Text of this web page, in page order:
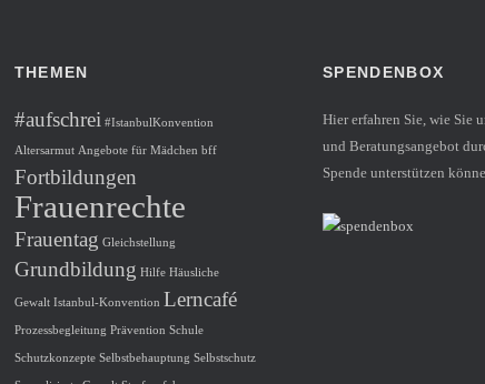
THEMEN
#aufschrei #IstanbulKonvention
Altersarmut Angebote für Mädchen bff
Fortbildungen
Frauenrechte
Frauentag Gleichstellung
Grundbildung Hilfe Häusliche
Gewalt Istanbul-Konvention Lerncafé
Prozessbegleitung Prävention Schule
Schutzkonzepte Selbstbehauptung Selbstschutz
SPENDENBOX
Hier erfahren Sie, wie Sie
und Beratungsangebot
Spende unterstützen